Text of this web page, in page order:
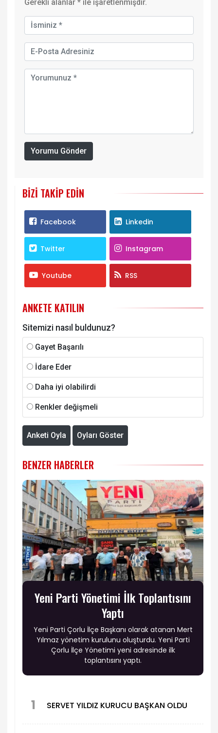
Gerekli alanlar * ile işaretlenmişdir.
Yorumu Gönder
BIZI TAKIP EDIN
Facebook Linkedin
Twitter Instagram
Youtube RSS
ANKETE KATILIN
Sitemizi nasıl buldunuz?
Gayet Başarılı
İdare Eder
Daha iyi olabilirdi
Renkler değişmeli
Anketi Oyla Oyları Göster
BENZER HABERLER
Yeni Parti Yönetimi İlk Toplantısını
Yaptı
Yeni Parti Çorlu İlçe Başkanı olarak atanan Mert
Yılmaz yönetim kurulunu oluşturdu. Yeni Parti
Çorlu İlçe Yönetimi yeni adresinde ilk
toplantısını yaptı.
1 SERVET YILDIZ KURUCU BAŞKAN OLDU